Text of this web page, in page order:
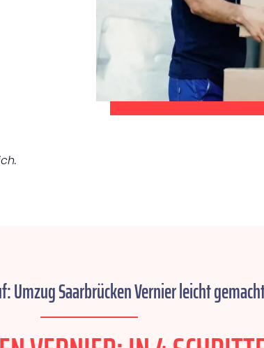
Umzug Saarbrücken Vernier leicht